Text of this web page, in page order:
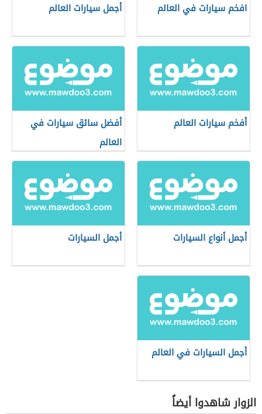
افخم سيارات في العالم أجمل سيارات العالم
أفخم سيارات العالم
أفضل سائق سيارات في
العالم
أجمل أنواع السيارات أجمل السيارات
أجمل السيارات في العالم
الزوار شاهدوا أيضاً